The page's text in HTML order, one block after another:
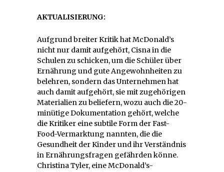
AKTUALISIERUNG:
Aufgrund breiter Kritik hat McDonald’s
nicht nur damit aufgehört, Cisna in die
Schulen zu schicken, um die Schüler über
Ernährung und gute Angewohnheiten zu
belehren, sondern das Unternehmen hat
auch damit aufgehört, sie mit zugehörigen
Materialien zu beliefern, wozu auch die 20-
minütige Dokumentation gehört, welche
die Kritiker eine subtile Form der Fast-
Food-Vermarktung nannten, die die
Gesundheit der Kinder und ihr Verständnis
in Ernährungsfragen gefährden könne.
Christina Tyler, eine McDonald’s-